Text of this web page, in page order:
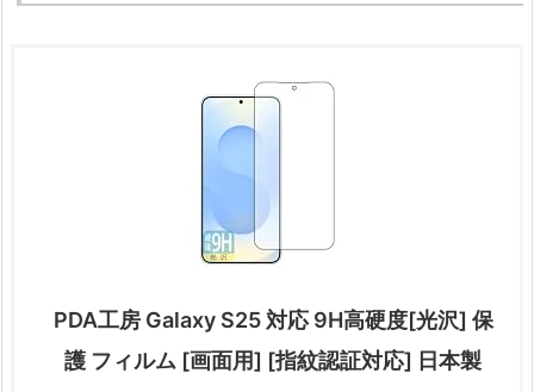
PDA工房 Galaxy S25 対応 9H高硬度[光沢] 保
護 フィルム [画面用] [指紋認証対応] 日本製